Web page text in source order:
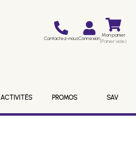
Contactez-nousConnexion Mon panier
(Panier vide)
ACTIVITÉS PROMOS SAV